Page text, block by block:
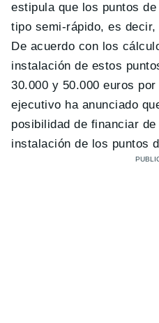
estipula que los puntos
tipo semi-rápido, es
De acuerdo con los
instalación de estos
30.000 y 50.000 euros
ejecutivo ha anunciado
posibilidad de financiar
instalación de los puntos